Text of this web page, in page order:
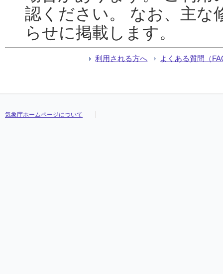
認ください。 なお、主な
らせに掲載します。
利用される方へ よくある質問（
気象庁ホームページについて